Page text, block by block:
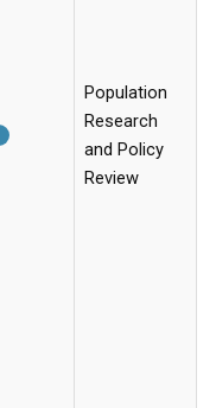
Population
Research
and Policy
Review